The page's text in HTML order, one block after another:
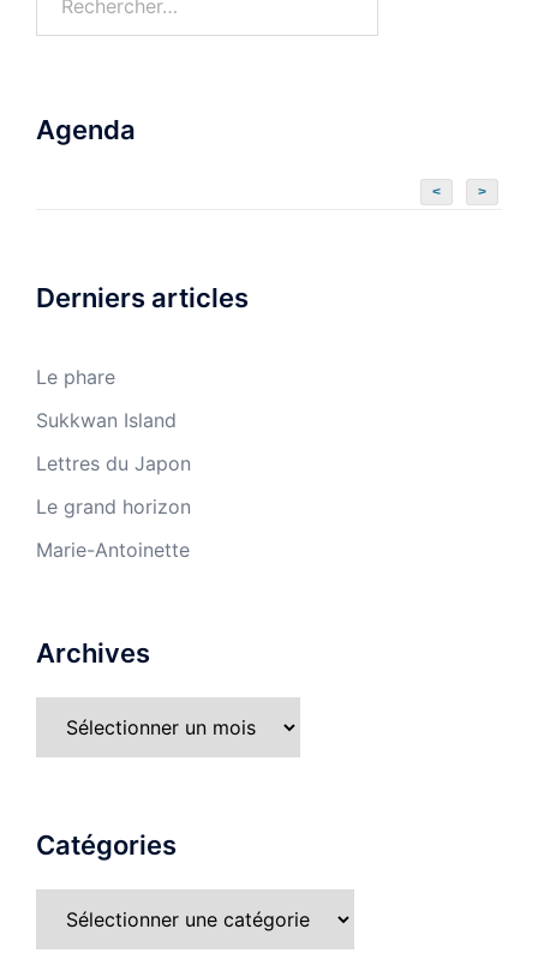
Agenda
< >
Derniers articles
Le phare
Sukkwan Island
Lettres du Japon
Le grand horizon
Marie-Antoinette
Archives
Catégories